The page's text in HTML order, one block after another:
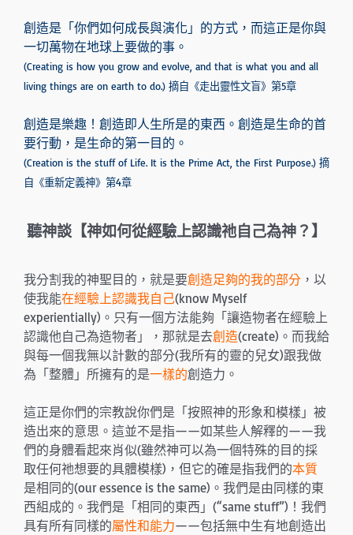
創造是「你們如何成長與演化」的方式，而這正是你與
一切萬物在地球上要做的事。
(Creating is how you grow and evolve, and that is what you and all
living things are on earth to do.) 摘自《走出靈性文盲》第5章
創造是樂趣！創造即人生所是的東西。創造是生命的首
要行動，是生命的第一目的。
(Creation is the stuff of Life. It is the Prime Act, the First Purpose.) 摘
自《重新定義神》第4章
聽神談【神如何從經驗上認識祂自己為神？ 】
我分割我的神聖目的，就是要創造足夠的我的部分 ，以
使我能在經驗上認識我自己(know Myself
experientially)。只有一個方法能夠「讓造物者在經驗上
認識他自己為造物者」，那就是去創造(create)。而我給
與每一個我無以計數的部分(我所有的靈的兒女)跟我做
為「整體」所擁有的是一樣的創造力。
這正是你們的宗教說你們是「按照神的形象和模樣」被
造出來的意思。這並不是指——如某些人解釋的——我
們的身體看起來肖似(雖然神可以為一個特殊的目的採
取任何祂想要的具體模樣)，但它的確是指我們的本質
是相同的(our essence is the same)。我們是由同樣的東
西組成的。我們是「相同的東西」(“same stuff”)！我們
具有所有同樣的屬性和能力——包括無中生有地創造出